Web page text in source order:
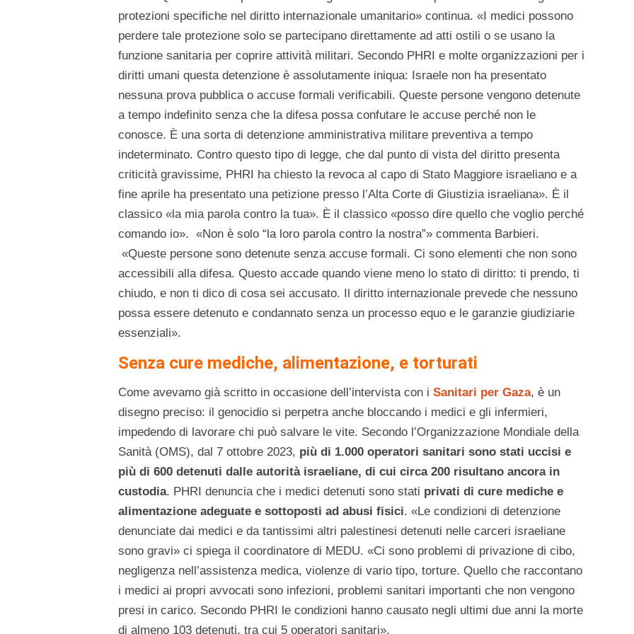
protezioni specifiche nel diritto internazionale umanitario» continua. «I medici possono
perdere tale protezione solo se partecipano direttamente ad atti ostili o se usano la
funzione sanitaria per coprire attività militari. Secondo PHRI e molte organizzazioni per i
diritti umani questa detenzione è assolutamente iniqua: Israele non ha presentato
nessuna prova pubblica o accuse formali verificabili. Queste persone vengono detenute
a tempo indefinito senza che la difesa possa confutare le accuse perché non le
conosce. È una sorta di detenzione amministrativa militare preventiva a tempo
indeterminato. Contro questo tipo di legge, che dal punto di vista del diritto presenta
criticità gravissime, PHRI ha chiesto la revoca al capo di Stato Maggiore israeliano e a
fine aprile ha presentato una petizione presso l’Alta Corte di Giustizia israeliana». È il
classico «la mia parola contro la tua». È il classico «posso dire quello che voglio perché
comando io». «Non è solo “la loro parola contro la nostra”» commenta Barbieri.
«Queste persone sono detenute senza accuse formali. Ci sono elementi che non sono
accessibili alla difesa. Questo accade quando viene meno lo stato di diritto: ti prendo, ti
chiudo, e non ti dico di cosa sei accusato. Il diritto internazionale prevede che nessuno
possa essere detenuto e condannato senza un processo equo e le garanzie giudiziarie
essenziali».
Senza cure mediche, alimentazione, e torturati
Come avevamo già scritto in occasione dell’intervista con i Sanitari per Gaza, è un
disegno preciso: il genocidio si perpetra anche bloccando i medici e gli infermieri,
impedendo di lavorare chi può salvare le vite. Secondo l’Organizzazione Mondiale della
Sanità (OMS), dal 7 ottobre 2023, più di 1.000 operatori sanitari sono stati uccisi e
più di 600 detenuti dalle autorità israeliane, di cui circa 200 risultano ancora in
custodia. PHRI denuncia che i medici detenuti sono stati privati di cure mediche e
alimentazione adeguate e sottoposti ad abusi fisici. «Le condizioni di detenzione
denunciate dai medici e da tantissimi altri palestinesi detenuti nelle carceri israeliane
sono gravi» ci spiega il coordinatore di MEDU. «Ci sono problemi di privazione di cibo,
negligenza nell’assistenza medica, violenze di vario tipo, torture. Quello che raccontano
i medici ai propri avvocati sono infezioni, problemi sanitari importanti che non vengono
presi in carico. Secondo PHRI le condizioni hanno causato negli ultimi due anni la morte
di almeno 103 detenuti, tra cui 5 operatori sanitari».